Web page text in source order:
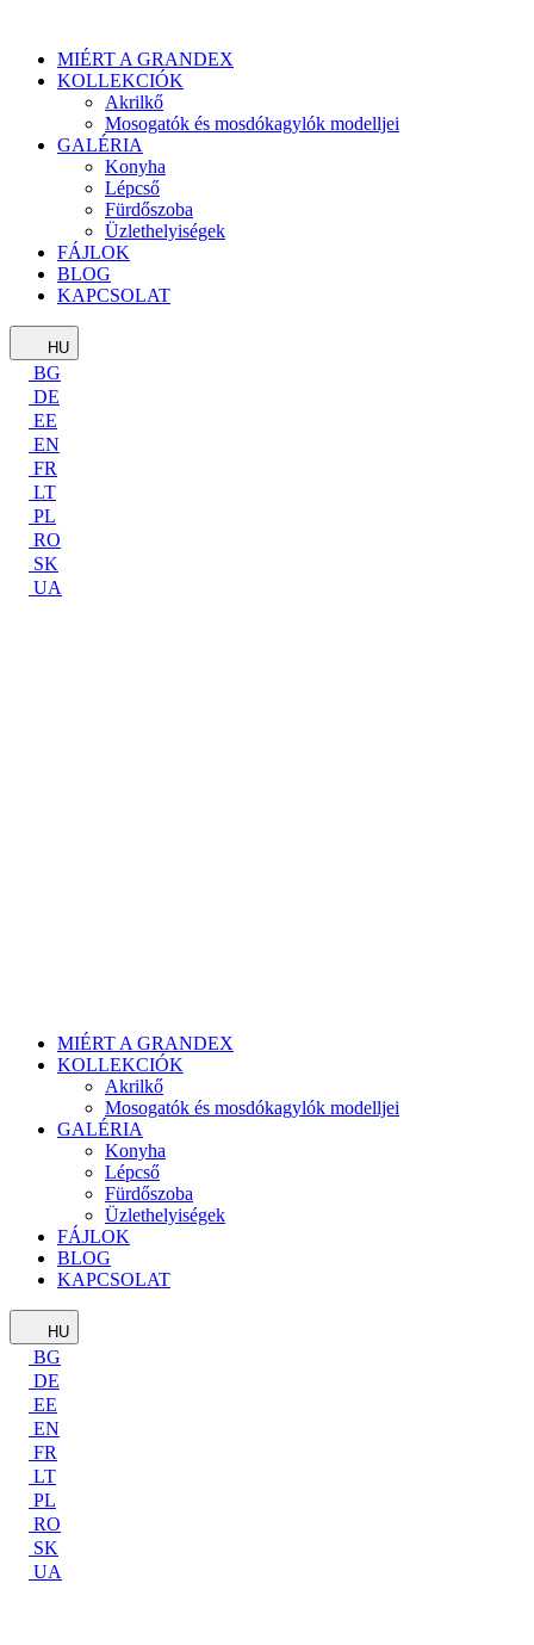
MIÉRT A GRANDEX
KOLLEKCIÓK
Akrilkő
Mosogatók és mosdókagylók modelljei
GALÉRIA
Konyha
Lépcső
Fürdőszoba
Üzlethelyiségek
FÁJLOK
BLOG
KAPCSOLAT
HU
BG
DE
EE
EN
FR
LT
PL
RO
SK
UA
MIÉRT A GRANDEX
KOLLEKCIÓK
Akrilkő
Mosogatók és mosdókagylók modelljei
GALÉRIA
Konyha
Lépcső
Fürdőszoba
Üzlethelyiségek
FÁJLOK
BLOG
KAPCSOLAT
HU
BG
DE
EE
EN
FR
LT
PL
RO
SK
UA